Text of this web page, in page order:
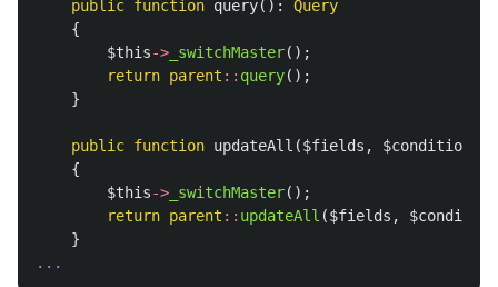
public function query():
Query
{
$this-> _switchMaster();
return parent :: query();
}
public function updateAll ($fields , $conditions
{
$this-> _switchMaster();
return parent :: updateAll ($fields ,
}
...